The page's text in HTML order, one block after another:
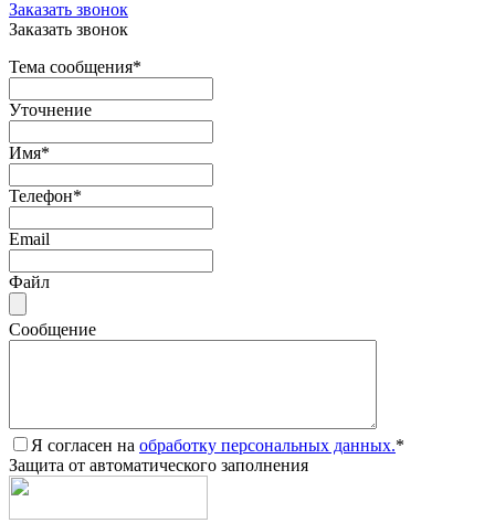
Заказать звонок
Заказать звонок
Тема сообщения*
Уточнение
Имя*
Телефон*
Email
Файл
Сообщение
Я согласен на обработку персональных данных.*
Защита от автоматического заполнения